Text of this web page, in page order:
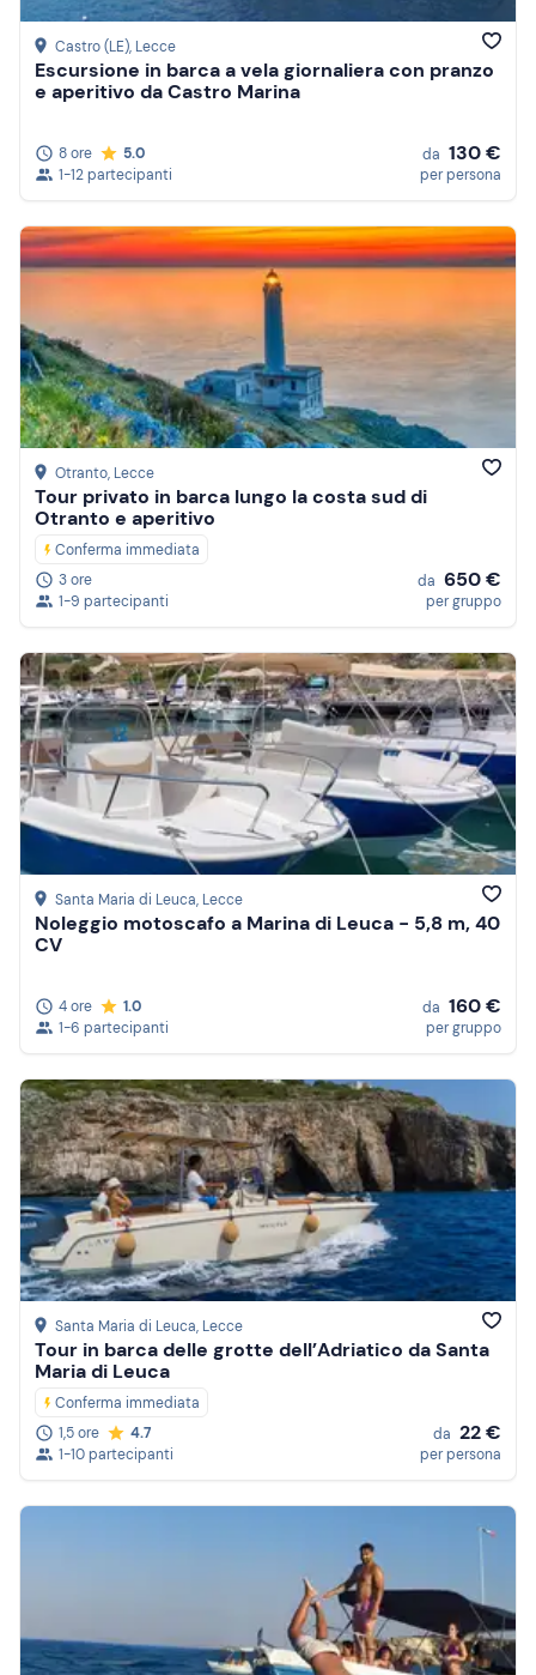
Castro (LE), Lecce
Escursione in barca a vela giornaliera con pranzo
e aperitivo da Castro Marina
8 ore
5.0
1-12 partecipanti
da 130 €
per persona
Otranto, Lecce
Tour privato in barca lungo la costa sud di
Otranto e aperitivo
Conferma immediata
3 ore
1-9 partecipanti
da 650 €
per gruppo
Santa Maria di Leuca, Lecce
Noleggio motoscafo a Marina di Leuca - 5,8 m, 40
CV
4 ore
1.0
1-6 partecipanti
da 160 €
per gruppo
Santa Maria di Leuca, Lecce
Tour in barca delle grotte dell’Adriatico da Santa
Maria di Leuca
Conferma immediata
1,5 ore
4.7
1-10 partecipanti
da 22 €
per persona